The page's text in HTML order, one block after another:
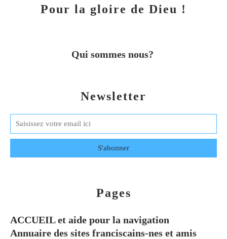
Newsletter
Pages
ACCUEIL et aide pour la navigation
Annuaire des sites franciscains-nes et amis
Pour la gloire de Dieu !
Qui sommes nous?